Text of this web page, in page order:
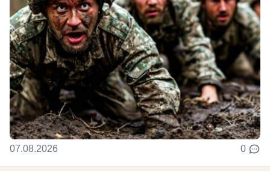
07.08.2026 0